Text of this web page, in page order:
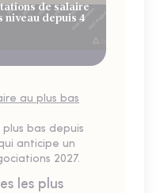
de salaire
niveau depuis 4
au plus bas
plus bas depuis
anticipe un
2027.
les plus